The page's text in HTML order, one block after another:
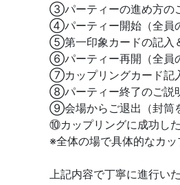
③パーティーの進め方の
④パーティー開始（全員
⑤第一印象カードの記入
⑥パーティー再開（全員
⑦カップリングカード記
⑧パーティー終了のご説
⑨会場からご退出（封筒
⑩カップリングに成功し
※全体の場で具体的なカッ
上記内容で丁寧に進行い